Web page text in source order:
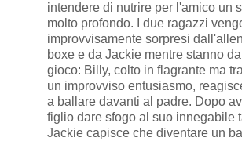
intendere di nutrire per l'amico un
molto profondo. I due ragazzi
improvvisamente sorpresi
boxe e da Jackie mentre stanno
gioco: Billy, colto in flagrante ma
un improvviso entusiasmo,
a ballare davanti al padre. Dopo
figlio dare sfogo al suo innegabile
Jackie capisce che diventare un